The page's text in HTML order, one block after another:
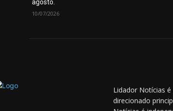
agosto.
10/07/2026
Lidador Notícias
direcionado